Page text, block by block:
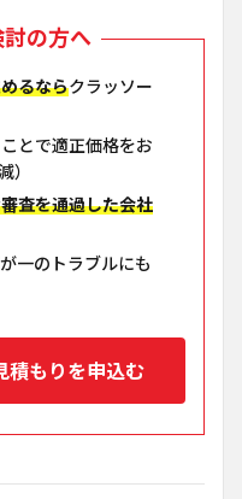
の方へ
るならクラッソー
とで適正価格をお
）
査を通過した会社
一のトラブルにも
積もりを申込む